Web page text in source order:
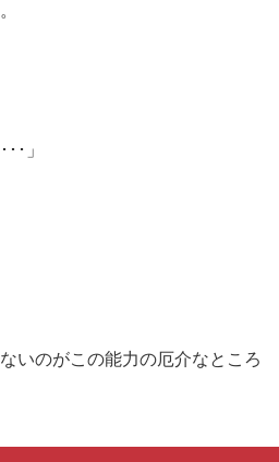
･」
いのがこの能力の厄介なところ